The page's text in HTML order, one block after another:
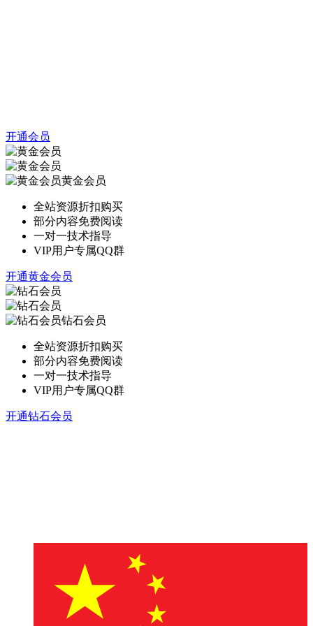
开通会员
黄金会员
全站资源折扣购买
部分内容免费阅读
一对一技术指导
VIP用户专属QQ群
开通黄金会员
钻石会员
全站资源折扣购买
部分内容免费阅读
一对一技术指导
VIP用户专属QQ群
开通钻石会员